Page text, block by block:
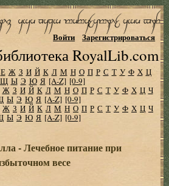
RoyalLib.com
Войти Зарегистрироваться
Е Ж З И Й К Л М Н О П Р С Т У Ф Х Ц
Щ Ы Э Ю Я [A-Z] [0-9]
Ж З И Й К Л М Н О П Р С Т У Ф Х Ц Ч
Ы Э Ю Я [A-Z] [0-9]
Ж З И Й К Л М Н О П Р С Т У Ф Х Ц Ч
Ы Э Ю Я [A-Z] [0-9]
- Лечебное питание при
весе